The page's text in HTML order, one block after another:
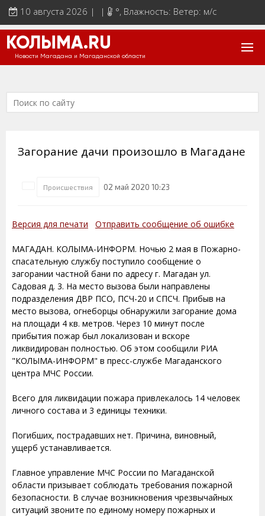
10 августа 2026 | | °, Влажность: Ветер: м/с
КОЛЫМА.RU
Новости Магадана и Магаданской области
Загорание дачи произошло в Магадане
Происшествия 02 май 2020 10:23
Версия для печати Отправить сообщение об ошибке
МАГАДАН. КОЛЫМА-ИНФОРМ. Ночью 2 мая в Пожарно-
спасательную службу поступило сообщение о
загорании частной бани по адресу г. Магадан ул.
Садовая д. 3. На место вызова были направлены
подразделения ДВР ПСО, ПСЧ-20 и СПСЧ. Прибыв на
место вызова, огнеборцы обнаружили загорание дома
на площади 4 кв. метров. Через 10 минут после
прибытия пожар был локализован и вскоре
ликвидирован полностью. Об этом сообщили РИА
"КОЛЫМА-ИНФОРМ" в пресс-службе Магаданского
центра МЧС России.
Всего для ликвидации пожара привлекалось 14 человек
личного состава и 3 единицы техники.
Погибших, пострадавших нет. Причина, виновный,
ущерб устанавливается.
Главное управление МЧС России по Магаданской
области призывает соблюдать требования пожарной
безопасности. В случае возникновения чрезвычайных
ситуаций звоните по единому номеру пожарных и